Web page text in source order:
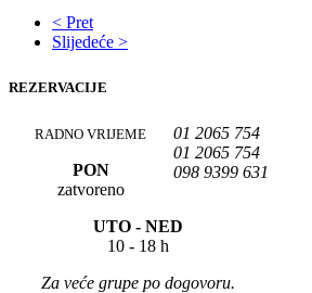
< Pret
Slijedeće >
REZERVACIJE
01 2065 754
01 2065 754
098 9399 631
RADNO VRIJEME
PON
zatvoreno
UTO -NED
10 - 18 h
Za veće grupe po dogovoru.